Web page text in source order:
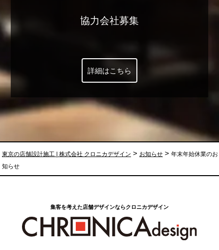
協力会社募集
詳細はこちら
東京の店舗設計施工 | 株式会社 クロニカデザイン > お知らせ > 年末年始休業のお
知らせ
集客を考えた店舗デザインならクロニカデザイン